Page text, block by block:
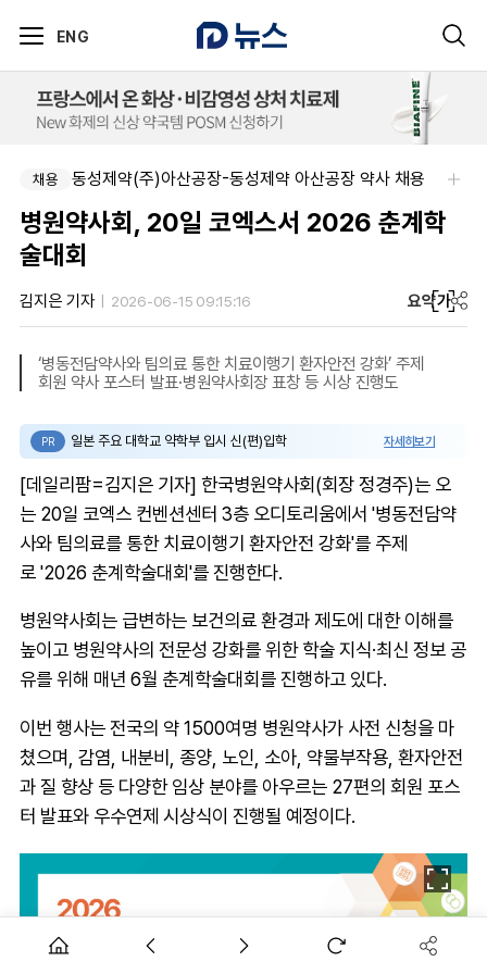
ENG
채용 동성제약(주)아산공장-동성제약 아산공장 약사 채용
채용 아주약품-임상PM/제제개선/건기식개발담당 채용
병원약사회, 20일 코엑스서 2026 춘계학
술대회
김지은 기자 2026-06-15 09:15:16 요약가
‘병동전담약사와 팀의료 통한 치료이행기 환자안전 강화’ 주제
회원 약사 포스터 발표·병원약사회장 표창 등 시상 진행도
PR 일본 주요 대학교 약학부 입시 신(편)입학 자세히보기
[데일리팜=김지은 기자] 한국병원약사회(회장 정경주)는 오
는 20일 코엑스 컨벤션센터 3층 오디토리움에서 '병동전담약
사와 팀의료를 통한 치료이행기 환자안전 강화'를 주제
로 '2026 춘계학술대회'를 진행한다.
병원약사회는 급변하는 보건의료 환경과 제도에 대한 이해를
높이고 병원약사의 전문성 강화를 위한 학술 지식·최신 정보 공
유를 위해 매년 6월 춘계학술대회를 진행하고 있다.
이번 행사는 전국의 약 1500여명 병원약사가 사전 신청을 마
쳤으며, 감염, 내분비, 종양, 노인, 소아, 약물부작용, 환자안전
과 질 향상 등 다양한 임상 분야를 아우르는 27편의 회원 포스
터 발표와 우수연제 시상식이 진행될 예정이다.